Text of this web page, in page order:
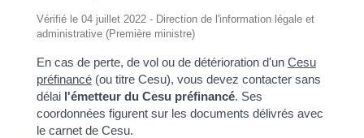
Vérifié le 04 juillet 2022 - Direction de l'information légale et
administrative (Première ministre)
En cas de perte, de vol ou de détérioration d'un Cesu
préfinancé(ou titre Cesu), vous devez contacter sans
délai l'émetteur du Cesu préfinancé. Ses
coordonnées figurent sur les documents délivrés avec
le carnet de Cesu.